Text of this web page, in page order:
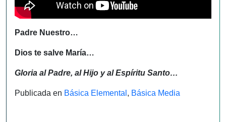
Padre Nuestro…
Dios te salve María…
Gloria al Padre, al Hijo y al Espíritu Santo…
Publicada en Básica Elemental , Básica Media